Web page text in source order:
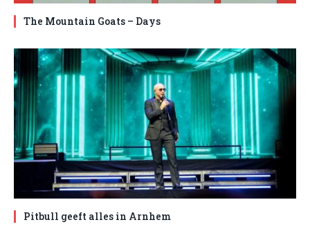
The Mountain Goats – Days
Pitbull geeft alles in Arnhem